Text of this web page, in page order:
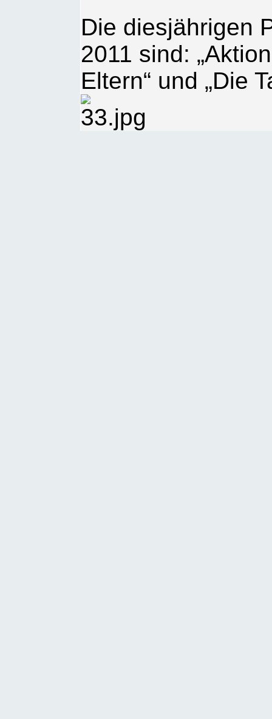
Die diesjährigen
2011 sind:
Eltern“ und „Die